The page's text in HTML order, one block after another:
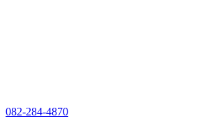
082-284-4870